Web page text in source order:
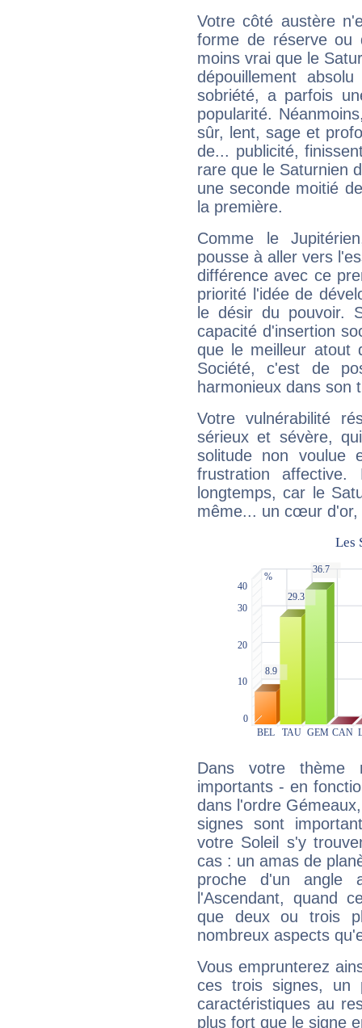
Votre côté austère
forme de réserve
moins vrai que le
dépouillement
sobriété, a parfois
popularité.
sûr, lent, sage et
de... publicité,
rare que le Saturnien
une seconde moitié
la première.
Comme le
pousse à aller vers
différence avec ce
priorité l'idée de
le désir du pouvoir.
capacité d'insertion
que le meilleur atout
Société, c'est de
harmonieux dans son
Votre vulnérabilité
sérieux et sévère,
solitude non voulue
frustration
longtemps, car le
même... un cœur d'or,
Dans votre thème
importants - en
dans l'ordre
signes sont
votre Soleil s'y
cas : un amas de
proche d'un
l'Ascendant, quand
que deux ou trois
nombreux aspects
Vous emprunterez
ces trois signes, un
caractéristiques au
plus fort que le signe